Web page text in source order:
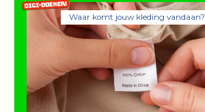
Waar komt jouw kleding vandaan?